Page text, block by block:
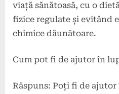
viață sănătoasă, cu o
fizice regulate și evitând
chimice dăunătoare.
Cum pot fi de ajutor în
Răspuns: Poți fi de